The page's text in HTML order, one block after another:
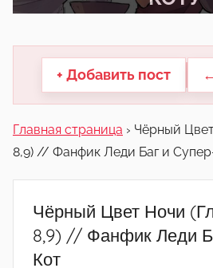
другие.
+ Добавить пост
Главная страница › Чёрный
8,9) // Фанфик Леди Баг и
Чёрный Цвет Ночи
8,9) // Фанфик Леди
Кот